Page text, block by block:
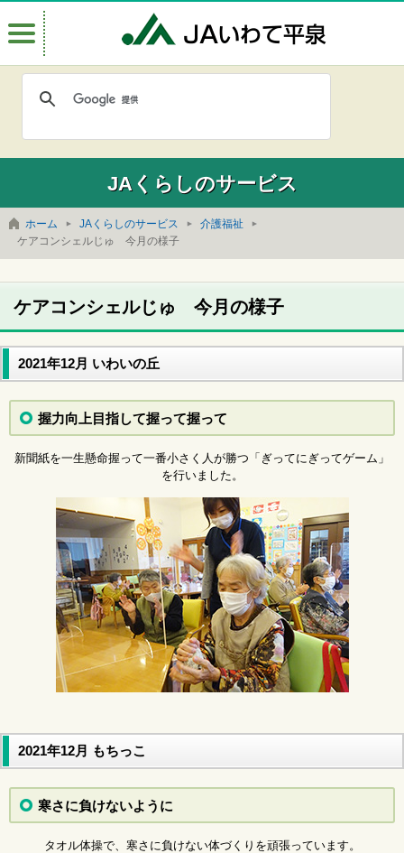
JAくらしのサービス
ホーム JAくらしのサービス
介護福祉
ケアコンシェルじゅ 今月の様子
ケアコンシェルじゅ 今月の様子
2021年12月 いわいの丘
握力向上目指して握って握って
新聞紙を一生懸命握って一番小さく人が勝つ「ぎってにぎってゲーム」
を行いました。
2021年12月 もちっこ
寒さに負けないように
タオル体操で、寒さに負けない体づくりを頑張っています。